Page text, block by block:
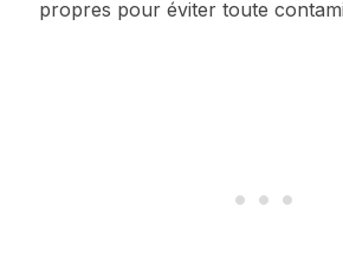
propres pour éviter toute